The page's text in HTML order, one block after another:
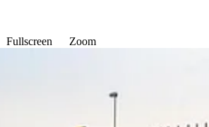
Fullscreen Zoom